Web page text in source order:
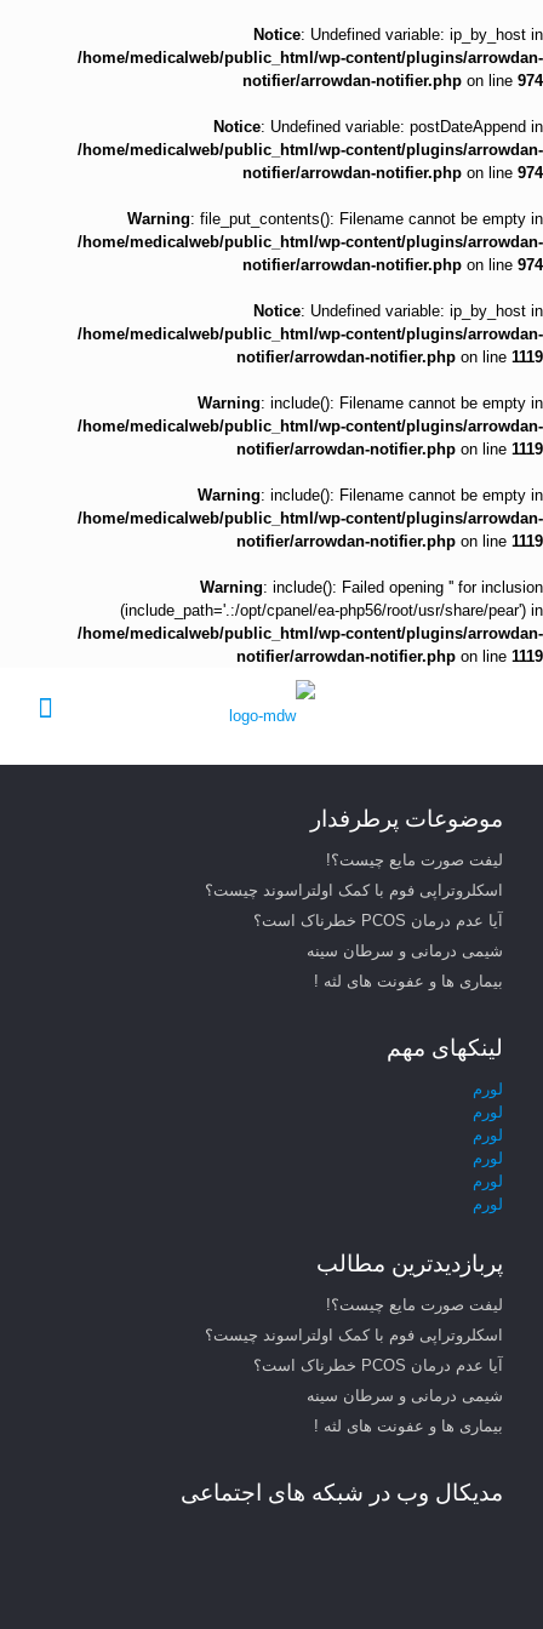
Notice: Undefined variable: ip_by_host in
/home/medicalweb/public_html/wp-content/plugins/arrowdan-
notifier/arrowdan-notifier.php on line 974
Notice: Undefined variable: postDateAppend in
/home/medicalweb/public_html/wp-content/plugins/arrowdan-
notifier/arrowdan-notifier.php on line 974
Warning: file_put_contents(): Filename cannot be empty in
/home/medicalweb/public_html/wp-content/plugins/arrowdan-
notifier/arrowdan-notifier.php on line 974
Notice: Undefined variable: ip_by_host in
/home/medicalweb/public_html/wp-content/plugins/arrowdan-
notifier/arrowdan-notifier.php on line 1119
Warning: include(): Filename cannot be empty in
/home/medicalweb/public_html/wp-content/plugins/arrowdan-
notifier/arrowdan-notifier.php on line 1119
Warning: include(): Filename cannot be empty in
/home/medicalweb/public_html/wp-content/plugins/arrowdan-
notifier/arrowdan-notifier.php on line 1119
Warning: include(): Failed opening '' for inclusion
(include_path='.:/opt/cpanel/ea-php56/root/usr/share/pear') in
/home/medicalweb/public_html/wp-content/plugins/arrowdan-
notifier/arrowdan-notifier.php on line 1119
موضوعات پرطرفدار
لیفت صورت مایع چیست؟!
اسکلروتراپی فوم با کمک اولتراسوند چیست؟
آیا عدم درمان PCOS خطرناک است؟
شیمی درمانی و سرطان سینه
بیماری ها و عفونت های لثه !
لینکهای مهم
لورم
لورم
لورم
لورم
لورم
لورم
پربازدیدترین مطالب
لیفت صورت مایع چیست؟!
اسکلروتراپی فوم با کمک اولتراسوند چیست؟
آیا عدم درمان PCOS خطرناک است؟
شیمی درمانی و سرطان سینه
بیماری ها و عفونت های لثه !
مدیکال وب در شبکه های اجتماعی